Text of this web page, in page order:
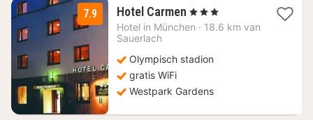
7.9 Hotel Carmen 3
nachten
€
, 3 Sterren
Hotel in München · 18.6 km van
Sauerlach
Olympisch stadion
gratis WiFi
Westpark Gardens